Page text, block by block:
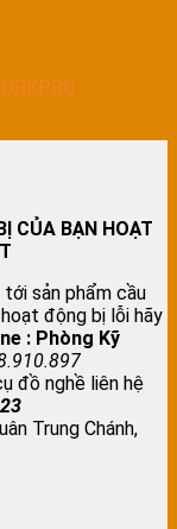
CỦA BẠN HOẠT
sản phẩm cầu
động bị lỗi hãy
: Phòng Kỹ
đồ nghề liên hệ
Trung Chánh,